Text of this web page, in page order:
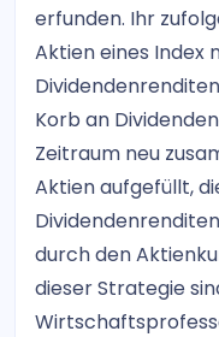
erfunden. Ihr
Aktien eines Index
Korb an
Zeitraum neu
Aktien aufgefüllt,
durch den
dieser Strategie